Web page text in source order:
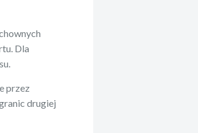
Dla
przez
drugiej
Yeezy na rynek mody